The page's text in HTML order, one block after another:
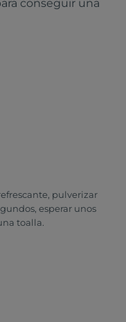
conseguir una
pulverizar
esperar unos
toalla.